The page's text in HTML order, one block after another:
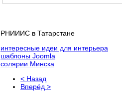
РНИИИС в Татарстане
интересные идеи для интерьера
шаблоны Joomla
солярии Минска
< Назад
Вперёд >